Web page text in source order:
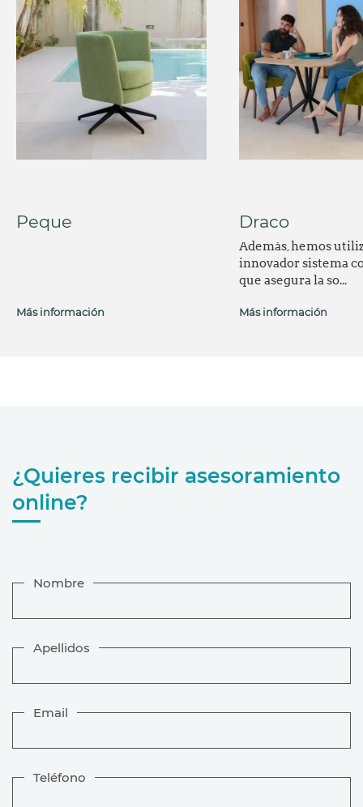
Peque
Más información
Draco
Además, hemos
innovador sistema
que asegura la so...
Más información
¿Quieres recibir asesoramiento
online?
Nombre
Apellidos
Email
Teléfono